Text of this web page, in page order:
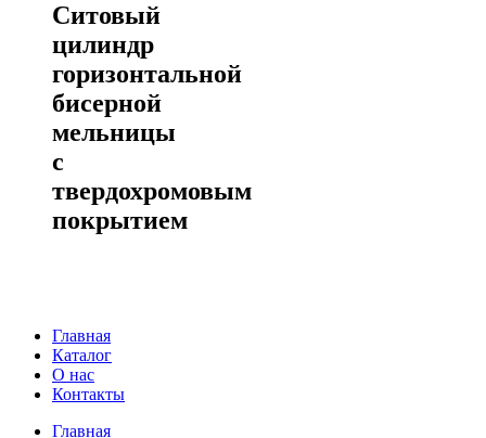
Ситовый
цилиндр
горизонтальной
бисерной
мельницы
с
твердохромовым
покрытием
Главная
Каталог
О нас
Контакты
Close
Главная